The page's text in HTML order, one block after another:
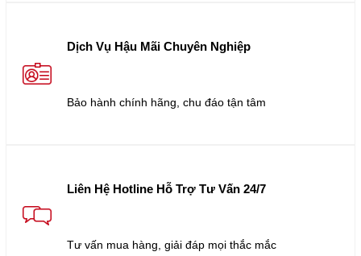
Dịch Vụ Hậu Mãi Chuyên Nghiệp
Bảo hành chính hãng, chu đáo tận tâm
Liên Hệ Hotline Hỗ Trợ Tư Vấn 24/7
Tư vấn mua hàng, giải đáp mọi thắc mắc